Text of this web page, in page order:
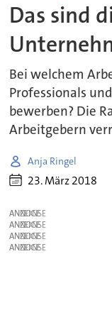
Das sind
Bei welchem
Professionals
bewerben? Die
Arbeitgebern
Anja Ringel
23. März 2018
ANZEIGE
ANZEIGE
ANZEIGE
ANZEIGE